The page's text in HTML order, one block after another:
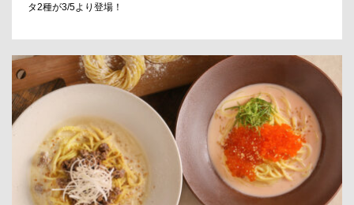
タ2種が3/5より登場！